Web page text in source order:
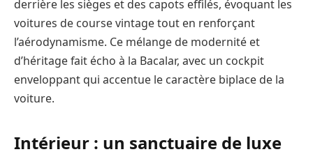
derrière les sièges et des capots effilés, évoquant les
voitures de course vintage tout en renforçant
l’aérodynamisme. Ce mélange de modernité et
d’héritage fait écho à la Bacalar, avec un cockpit
enveloppant qui accentue le caractère biplace de la
voiture.
Intérieur : un sanctuaire de luxe